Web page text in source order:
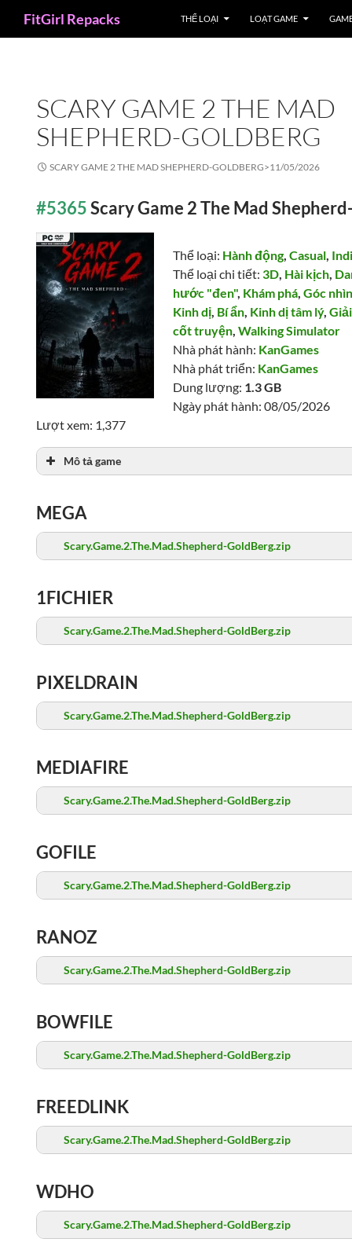
FitGirl Repacks THỂ LOẠI LOẠT GAME
SCARY GAME 2 THE MAD
SHEPHERD-GOLDBERG
SCARY GAME 2 THE MAD SHEPHERD-GOLDBERG>11/05/2026
#5365Scary Game 2 The Mad
Thể loại: Hành động,Casual,
Thể loại chi tiết: 3D, Hài kịch,
hước "đen", Khám phá,Góc
Kinh dị, Bí ẩn, Kinh dị tâm lý,
cốt truyện,Walking Simulator
Nhà phát hành: KanGames
Nhà phát triển: KanGames
Dung lượng: 1.3 GB
Ngày phát hành: 08/05/2026
Lượt xem: 1,377
Mô tả game
MEGA
Scary.Game.2.The.Mad.Shepherd-GoldBerg.zip
1FICHIER
Scary.Game.2.The.Mad.Shepherd-GoldBerg.zip
PIXELDRAIN
Scary.Game.2.The.Mad.Shepherd-GoldBerg.zip
MEDIAFIRE
Scary.Game.2.The.Mad.Shepherd-GoldBerg.zip
GOFILE
Scary.Game.2.The.Mad.Shepherd-GoldBerg.zip
RANOZ
Scary.Game.2.The.Mad.Shepherd-GoldBerg.zip
BOWFILE
Scary.Game.2.The.Mad.Shepherd-GoldBerg.zip
FREEDLINK
Scary.Game.2.The.Mad.Shepherd-GoldBerg.zip
WDHO
Scary.Game.2.The.Mad.Shepherd-GoldBerg.zip